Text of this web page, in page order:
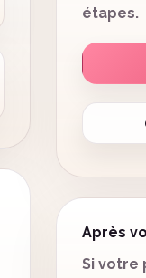
étapes.
Après
Si votre